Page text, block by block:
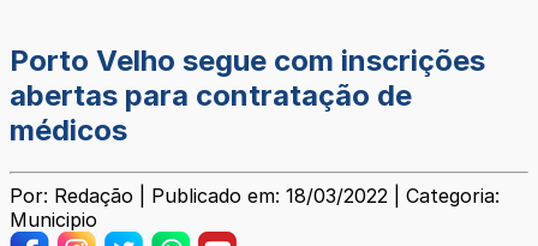
Porto Velho segue com inscrições
abertas para contratação de
médicos
Por: Redação | Publicado em: 18/03/2022 | Categoria:
Municipio